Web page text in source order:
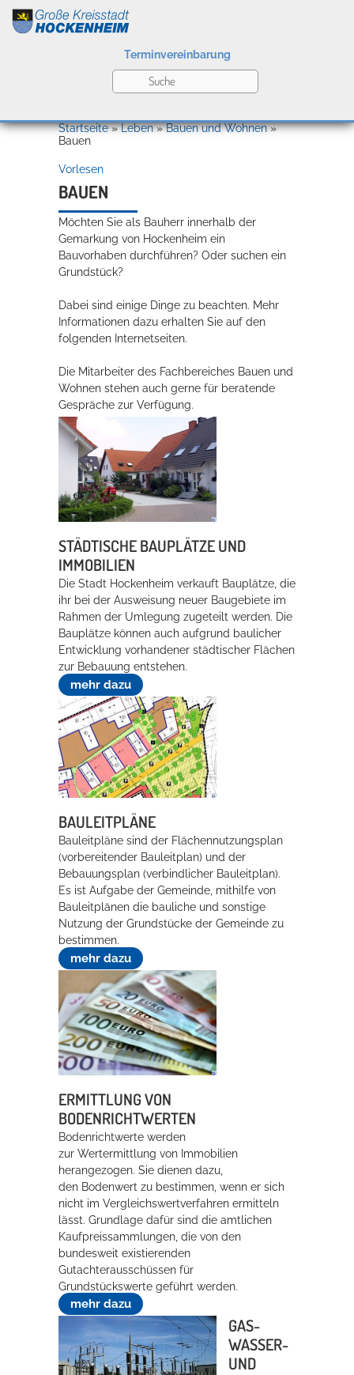
Kultur
Bildung
Wirtschaft
Rathaus
Service
Terminvereinbarung
Willkommen in Hockenheim
Konzerte, Tagungen und vieles mehr
Die Stadthalle Hockenheim bietet den perfekten Standort für Events
mehr dazu...
Erleben in Hockenheim
Spaß unter prickelnden Wasserfällen, das rauschende Meer im
Wellenbecken oder doch lieber die pure Entspannung auf der
Sprudelliege im Solebecken?
mehr dazu...
Startseite»Leben»Bauen und Wohnen»
Bauen
Vorlesen
BAUEN
Möchten Sie als Bauherr innerhalb der
Gemarkung von Hockenheim ein
Bauvorhaben durchführen? Oder suchen ein
Grundstück?
Dabei sind einige Dinge zu beachten. Mehr
Informationen dazu erhalten Sie auf den
folgenden Internetseiten.
Die Mitarbeiter des Fachbereiches Bauen und
Wohnen stehen auch gerne für beratende
Gespräche zur Verfügung.
STÄDTISCHE BAUPLÄTZE UND
IMMOBILIEN
Die Stadt Hockenheim verkauft Bauplätze, die
ihr bei der Ausweisung neuer Baugebiete im
Rahmen der Umlegung zugeteilt werden. Die
Bauplätze können auch aufgrund baulicher
Entwicklung vorhandener städtischer Flächen
zur Bebauung entstehen.
mehr dazu
BAULEITPLÄNE
Bauleitpläne sind der Flächennutzungsplan
(vorbereitender Bauleitplan) und der
Bebauungsplan (verbindlicher Bauleitplan).
Es ist Aufgabe der Gemeinde, mithilfe von
Bauleitplänen die bauliche und sonstige
Nutzung der Grundstücke der Gemeinde zu
bestimmen.
mehr dazu
ERMITTLUNG VON
BODENRICHTWERTEN
Bodenrichtwerte werden
zur Wertermittlung von Immobilien
herangezogen. Sie dienen dazu,
den Bodenwert zu bestimmen, wenn er sich
nicht im Vergleichswertverfahren ermitteln
lässt. Grundlage dafür sind die amtlichen
Kaufpreissammlungen, die von den
bundesweit existierenden
Gutachterausschüssen für
Grundstückswerte geführt werden.
mehr dazu
GAS-
WASSER-
UND